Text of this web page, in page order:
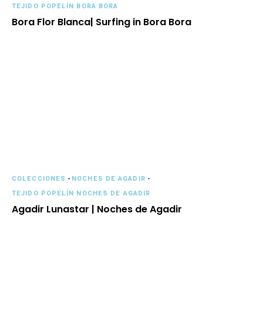
TEJIDO POPELÍN BORA BORA
Bora Flor Blanca| Surfing in Bora Bora
COLECCIONES - NOCHES DE AGADIR -
TEJIDO POPELÍN NOCHES DE AGADIR
Agadir Lunastar | Noches de Agadir